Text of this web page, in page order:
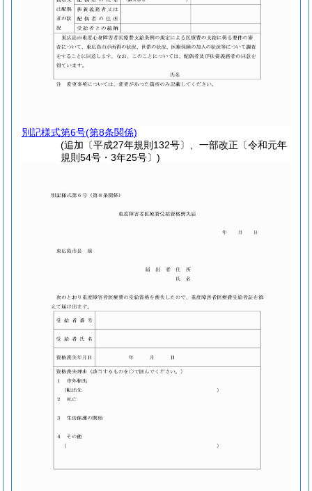
別記様式第6号(第8条関係)
(追加〔平成27年規則132号〕、一部改正〔令和元年
規則54号・3年25号〕)